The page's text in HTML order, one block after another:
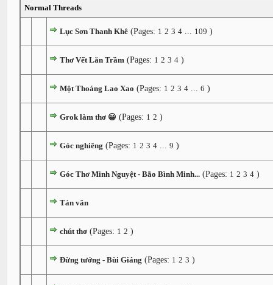
Normal Threads
Lục Sơn Thanh Khê (Pages: 1 2 3 4 ... 109 )
Thơ Vết Lăn Trầm (Pages: 1 2 3 4 )
Một Thoáng Lao Xao (Pages: 1 2 3 4 ...6 )
Grok làm thơ 😀 (Pages: 1 2 )
Góc nghiêng (Pages: 1 2 3 4 ...9 )
Góc Thơ Minh Nguyệt - Bão Bình Minh... (Pages: 1 2 3 4 )
Tản văn
chút thơ (Pages: 1 2 )
Đừng tưởng - Bùi Giáng (Pages: 1 2 3 )